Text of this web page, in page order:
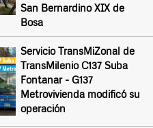
San Bernardino XIX de
Bosa
Servicio TransMiZonal de
TransMilenio C137 Suba
Fontanar - G137
Metrovivienda modificó su
operación